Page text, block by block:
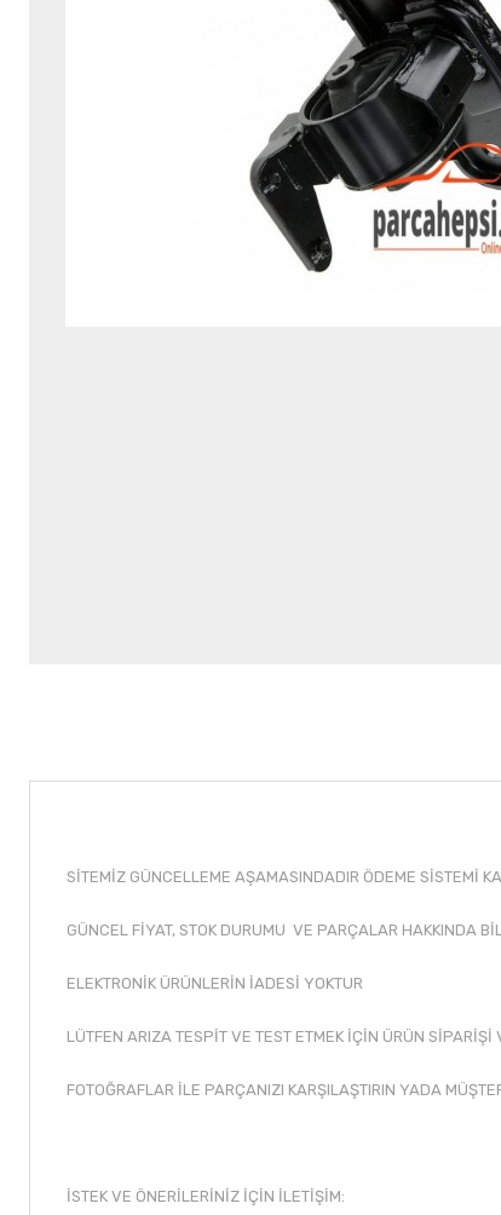
SİTEMİZ GÜNCELLEME AŞAMASINDADIR ÖDEME SİSTEMİ
GÜNCEL FİYAT, STOK DURUMU VE PARÇALAR HAKKINDA
ELEKTRONİK ÜRÜNLERİN İADESİ YOKTUR
LÜTFEN ARIZA TESPİT VE TEST ETMEK İÇİN ÜRÜN SİPARİŞİ
FOTOĞRAFLAR İLE PARÇANIZI KARŞILAŞTIRIN YADA
İSTEK VE ÖNERİLERİNİZ İÇİN İLETİŞİM: